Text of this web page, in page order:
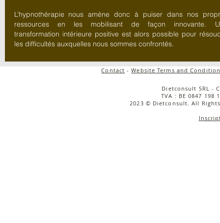
L’hypnothérapie nous amène donc à puiser dans nos
ressources en les mobilisant de façon innovante.
transformation intérieure positive est alors possible pour
les difficultés auxquelles nous sommes confrontés.
Contact -Website Terms and
Dietconsult SRL -
TVA : BE 0847 198
2023 © Dietconsult. All